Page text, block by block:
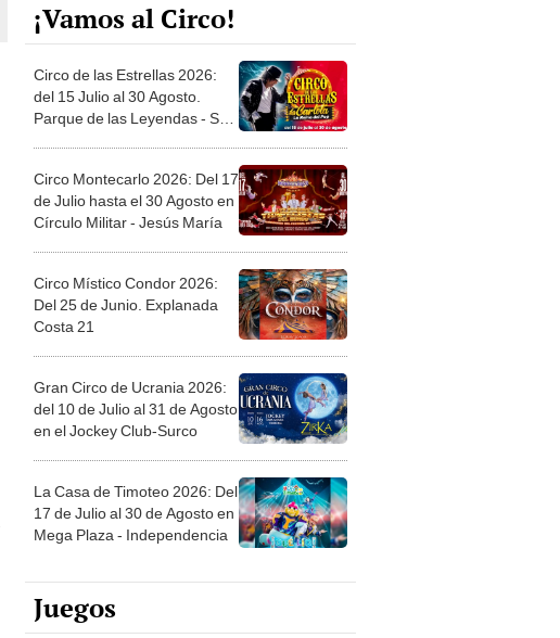
¡Vamos al Circo!
Circo de las Estrellas 2026:
del 15 Julio al 30 Agosto.
Parque de las Leyendas - San
Circo Montecarlo 2026: Del 17
de Julio hasta el 30 Agosto en
Círculo Militar - Jesús María
Circo Místico Condor 2026:
Del 25 de Junio. Explanada
Costa 21
Gran Circo de Ucrania 2026:
del 10 de Julio al 31 de Agosto
en el Jockey Club-Surco
La Casa de Timoteo 2026: Del
17 de Julio al 30 de Agosto en
Mega Plaza - Independencia
Juegos